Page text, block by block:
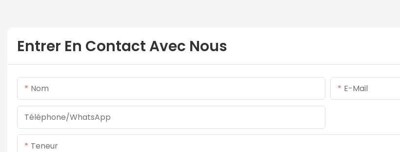
Entrer En Contact Avec Nous
Nom E-Mail
Téléphone/WhatsApp
Teneur